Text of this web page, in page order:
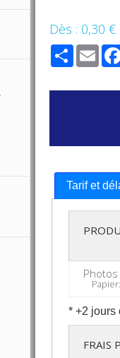
Dès : 0,30 €
Share
Tarif et
* +2 jours
FRAIS